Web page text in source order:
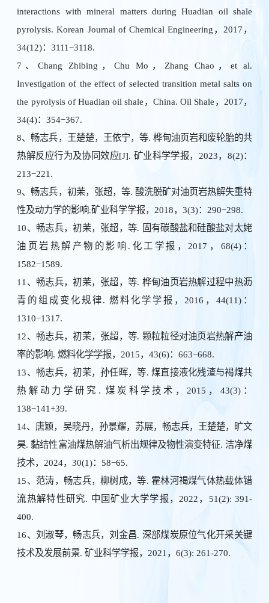
interactions with mineral matters during Huadian oil shale
pyrolysis. Korean Journal of Chemical Engineering，2017，
34(12)：3111−3118.
7、Chang Zhibing，Chu Mo，Zhang Chao，et al.
Investigation of the effect of selected transition metal salts on
the pyrolysis of Huadian oil shale，China. Oil Shale，2017，
34(4)：354−367.
8、畅志兵，王楚楚，王依宁，等. 桦甸油页岩和废轮胎的共
热解反应行为及协同效应[J]. 矿业科学学报，2023，8(2)：
213−221.
9、畅志兵，初茉，张超，等. 酸洗脱矿对油页岩热解失重特
性及动力学的影响.矿业科学学报，2018，3(3)：290−298.
10、畅志兵，初茉，张超，等. 固有碳酸盐和硅酸盐对太姥
油页岩热解产物的影响.化工学报，2017，68(4)：
1582−1589.
11、畅志兵，初茉，张超，等. 桦甸油页岩热解过程中热沥
青的组成变化规律. 燃料化学学报，2016，44(11)：
1310−1317.
12、畅志兵，初茉，张超，等. 颗粒粒径对油页岩热解产油
率的影响. 燃料化学学报，2015，43(6)：663−668.
13、畅志兵，初茉，孙任晖，等. 煤直接液化残渣与褐煤共
热解动力学研究. 煤炭科学技术，2015，43(3)：
138−141+39.
14、唐颖，吴晓丹，孙景耀，苏展，畅志兵，王楚楚，旷文
昊. 黏结性富油煤热解油气析出规律及物性演变特征. 洁净煤
技术，2024，30(1)：58−65.
15、范涛，畅志兵，柳树成，等. 霍林河褐煤气体热载体错
流热解特性研究. 中国矿业大学学报，2022，51(2): 391-
400.
16、刘淑琴，畅志兵，刘金昌. 深部煤炭原位气化开采关键
技术及发展前景. 矿业科学学报，2021，6(3): 261-270.